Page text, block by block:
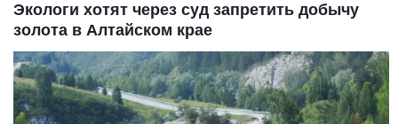
Экологи хотят через суд запретить добычу
золота в Алтайском крае